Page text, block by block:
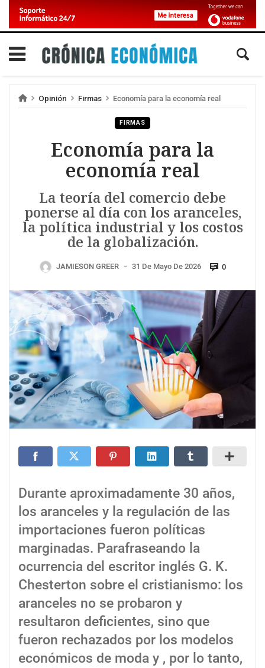
Opinión Firmas Economía para la economía real
FIRMAS
Economía para la
economía real
La teoría del comercio debe
ponerse al día con los aranceles,
la política industrial y los costos
de la globalización.
JAMIESON GREER — 31 De Mayo De 2026 0
Durante aproximadamente 30 años,
los aranceles y la regulación de las
importaciones fueron políticas
marginadas. Parafraseando la
ocurrencia del escritor inglés G. K.
Chesterton sobre el cristianismo: los
aranceles no se probaron y
resultaron deficientes, sino que
fueron rechazados por los modelos
económicos de moda y , por lo tanto,